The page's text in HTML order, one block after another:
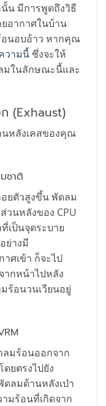
น มีการพูดถึงวิธี
อากาศในบ้าน
อนอบอ้าว หากคุณ
วามนี้ซึ่งจะให้
มในลักษณะนี้และ
(Exhaust)
หลังเคสของคุณ
ชาติ
ยตัวสูงขึ้น พัดลม
วนหลังของ CPU
เป็นจุดระบาย
ย่างมี
ศเข้า ก็จะไป
ากหน้าไปหลัง
ร้อนวนเวียนอยู่
ลมร้อนออกจาก
ยตรงไปยัง
ลมด้านหลังเป่า
มร้อนที่เกิดจาก